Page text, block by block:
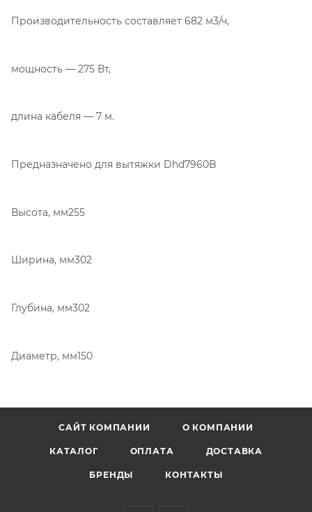
Производительность составляет 682 м3/ч,
мощность — 275 Вт,
длина кабеля — 7 м.
Предназначено для вытяжки Dhd7960B
Высота, мм255
Ширина, мм302
Глубина, мм302
Диаметр, мм150
САЙТ КОМПАНИИ О КОМПАНИИ
КАТАЛОГ ОПЛАТА ДОСТАВКА
БРЕНДЫ КОНТАКТЫ